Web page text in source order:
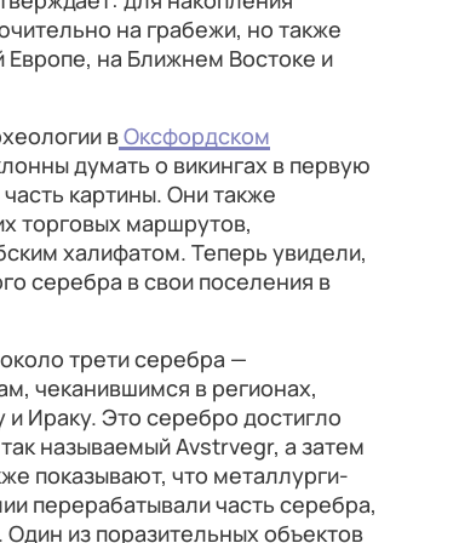
на грабежи, но также
Европе, на Ближнем Востоке и
вОксфордском
думать о викингах в первую
картины. Они также
торговых маршрутов,
халифатом. Теперь увидели,
серебра в свои поселения в
трети серебра —
чеканившимся в регионах,
Ираку. Это серебро достигло
называемый Avstrvegr, а затем
показывают, что металлурги-
перерабатывали часть серебра,
из поразительных объектов